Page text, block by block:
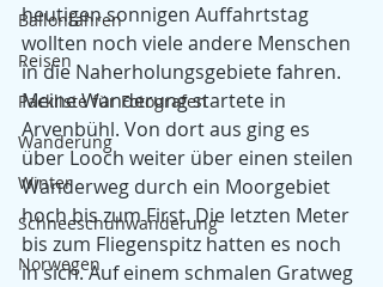
Ballonfahren
Reisen
Packliste für Fotografen
Wanderung
Winter
Schneeschuhwanderung
Norwegen
heutigen sonnigen Auffahrtstag
wollten noch viele andere Menschen
in die Naherholungsgebiete fahren.
Meine Wanderung startete in
Arvenbühl. Von dort aus ging es
über Looch weiter über einen steilen
Wanderweg durch ein Moorgebiet
hoch bis zum First. Die letzten Meter
bis zum Fliegenspitz hatten es noch
in sich. Auf einem schmalen Gratweg